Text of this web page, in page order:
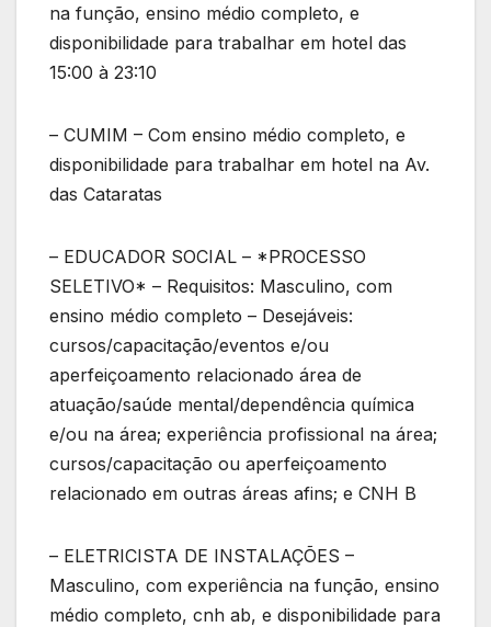
na função, ensino médio completo, e
disponibilidade para trabalhar em hotel das
15:00 à 23:10
– CUMIM – Com ensino médio completo, e
disponibilidade para trabalhar em hotel na Av.
das Cataratas
– EDUCADOR SOCIAL – *PROCESSO
SELETIVO* – Requisitos: Masculino, com
ensino médio completo – Desejáveis:
cursos/capacitação/eventos e/ou
aperfeiçoamento relacionado área de
atuação/saúde mental/dependência química
e/ou na área; experiência profissional na área;
cursos/capacitação ou aperfeiçoamento
relacionado em outras áreas afins; e CNH B
– ELETRICISTA DE INSTALAÇÕES –
Masculino, com experiência na função, ensino
médio completo, cnh ab, e disponibilidade para